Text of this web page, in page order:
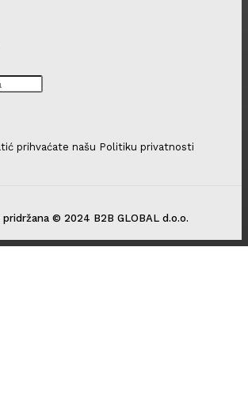
prihvaćate našu Politiku privatnosti
pridržana © 2024 B2B GLOBAL d.o.o.